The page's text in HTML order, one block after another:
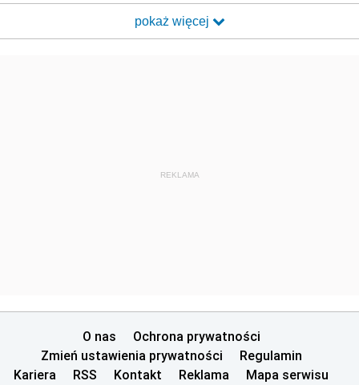
pokaż więcej
REKLAMA
O nas
Ochrona prywatności
Zmień ustawienia prywatności
Regulamin
Kariera
RSS Kontakt Reklama Mapa serwisu